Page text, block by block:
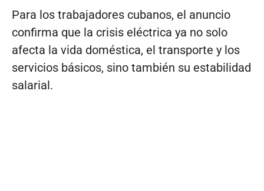
Para los trabajadores cubanos, el anuncio
confirma que la crisis eléctrica ya no solo
afecta la vida doméstica, el transporte y los
servicios básicos, sino también su estabilidad
salarial.